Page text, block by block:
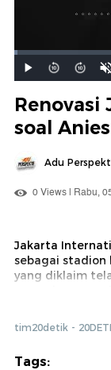
Mainkan
Dimuat:
0.91%
Renovasi
soal
Adu
0 Views | Rabu,
Jakarta
sebagai stadion
yang diklaim
tidak sesuai
tim20detik -
Tags: